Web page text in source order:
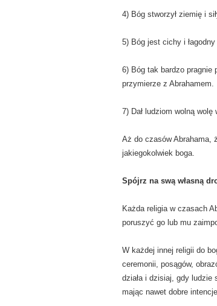
4) Bóg stworzył ziemię i
5) Bóg jest cichy i
6) Bóg tak bardzo pragnie
przymierze z Abrahamem.
7) Dał ludziom wolną
Aż do czasów Abrahama,
jakiegokolwiek boga.
Spójrz na swą własną
Każda religia w czasach
poruszyć go lub mu
W każdej innej religii do
ceremonii, posągów,
działa i dzisiaj, gdy ludzie
mając nawet dobre